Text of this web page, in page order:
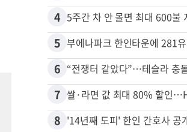
4 5주간 차 안 몰면 최대 600불
5
6
7
8